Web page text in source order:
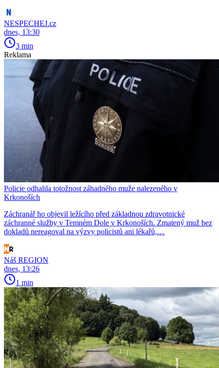
NESPECHEJ.cz
dnes, 13:30
3 min
Reklama
Policie odhalila totožnost záhadného muže nalezeného v
Krkonoších
Záchranář ho objevil ležícího před základnou zdravotnické
záchranné služby v Temném Dole v Krkonoších. Zmatený muž bez
dokladů nereagoval na výzvy policistů ani lékařů,…
Náš REGION
dnes, 13:26
1 min